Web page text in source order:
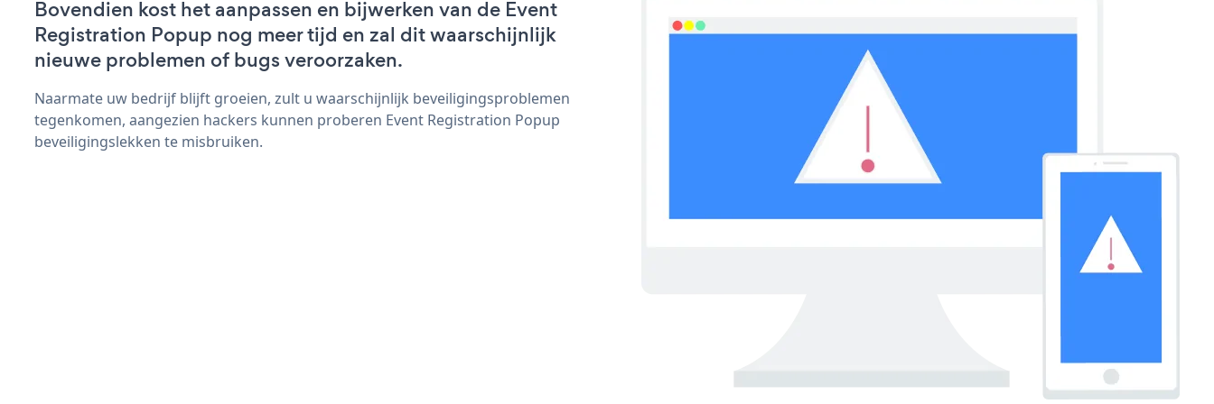
Bovendien kost het aanpassen en bijwerken van de Event
Registration Popup nog meer tijd en zal dit waarschijnlijk
nieuwe problemen of bugs veroorzaken.
Naarmate uw bedrijf blijft groeien, zult u waarschijnlijk beveiligingsproblemen
tegenkomen, aangezien hackers kunnen proberen Event Registration Popup
beveiligingslekken te misbruiken.